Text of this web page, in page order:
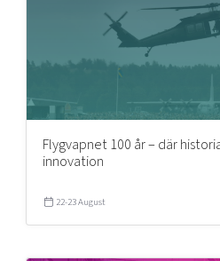
Flygvapnet 100 år – där
innovation
22-23 August